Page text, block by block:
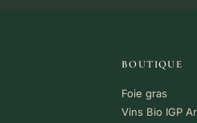
BOUTIQUE
Foie gras
Vins Bio IGP